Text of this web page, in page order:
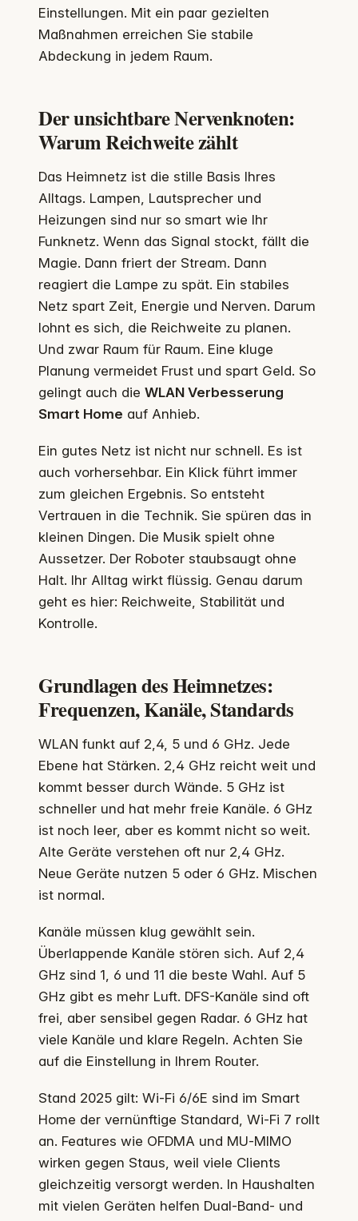
Einstellungen. Mit ein paar gezielten
Maßnahmen erreichen Sie stabile
Abdeckung in jedem Raum.
Der unsichtbare Nervenknoten:
Warum Reichweite zählt
Das Heimnetz ist die stille Basis Ihres
Alltags. Lampen, Lautsprecher und
Heizungen sind nur so smart wie Ihr
Funknetz. Wenn das Signal stockt, fällt die
Magie. Dann friert der Stream. Dann
reagiert die Lampe zu spät. Ein stabiles
Netz spart Zeit, Energie und Nerven. Darum
lohnt es sich, die Reichweite zu planen.
Und zwar Raum für Raum. Eine kluge
Planung vermeidet Frust und spart Geld. So
gelingt auch die WLAN Verbesserung
Smart Home auf Anhieb.
Ein gutes Netz ist nicht nur schnell. Es ist
auch vorhersehbar. Ein Klick führt immer
zum gleichen Ergebnis. So entsteht
Vertrauen in die Technik. Sie spüren das in
kleinen Dingen. Die Musik spielt ohne
Aussetzer. Der Roboter staubsaugt ohne
Halt. Ihr Alltag wirkt flüssig. Genau darum
geht es hier: Reichweite, Stabilität und
Kontrolle.
Grundlagen des Heimnetzes:
Frequenzen, Kanäle, Standards
WLAN funkt auf 2,4, 5 und 6 GHz. Jede
Ebene hat Stärken. 2,4 GHz reicht weit und
kommt besser durch Wände. 5 GHz ist
schneller und hat mehr freie Kanäle. 6 GHz
ist noch leer, aber es kommt nicht so weit.
Alte Geräte verstehen oft nur 2,4 GHz.
Neue Geräte nutzen 5 oder 6 GHz. Mischen
ist normal.
Kanäle müssen klug gewählt sein.
Überlappende Kanäle stören sich. Auf 2,4
GHz sind 1, 6 und 11 die beste Wahl. Auf 5
GHz gibt es mehr Luft. DFS-Kanäle sind oft
frei, aber sensibel gegen Radar. 6 GHz hat
viele Kanäle und klare Regeln. Achten Sie
auf die Einstellung in Ihrem Router.
Stand 2025 gilt: Wi‑Fi 6/6E sind im Smart
Home der vernünftige Standard, Wi‑Fi 7 rollt
an. Features wie OFDMA und MU‑MIMO
wirken gegen Staus, weil viele Clients
gleichzeitig versorgt werden. In Haushalten
mit vielen Geräten helfen Dual‑Band‑ und